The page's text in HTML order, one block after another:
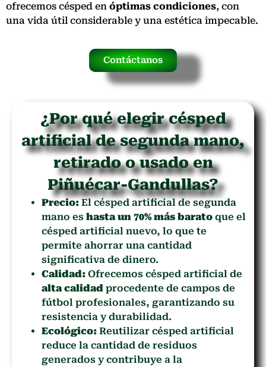
ofrecemos césped en óptimas condiciones, con
una vida útil considerable y una estética impecable.
Contáctanos
¿Por qué elegir césped
artificial de segunda mano,
retirado o usado en
Piñuécar-Gandullas?
Precio:El césped artificial de segunda
mano es hasta un 70% más barato que el
césped artificial nuevo, lo que te
permite ahorrar una cantidad
significativa de dinero.
Calidad: Ofrecemos césped artificial de
alta calidad procedente de campos de
fútbol profesionales, garantizando su
resistencia y durabilidad.
Ecológico: Reutilizar césped artificial
reduce la cantidad de residuos
generados y contribuye a la